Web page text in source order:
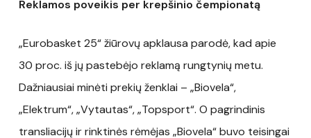
Reklamos poveikis per krepšinio čempionatą
„Eurobasket 25“ žiūrovų apklausa parodė, kad apie
30 proc. iš jų pastebėjo reklamą rungtynių metu.
Dažniausiai minėti prekių ženklai – „Biovela“,
„Elektrum“, „Vytautas“, „Topsport“. O pagrindinis
transliacijų ir rinktinės rėmėjas „Biovela“ buvo teisingai